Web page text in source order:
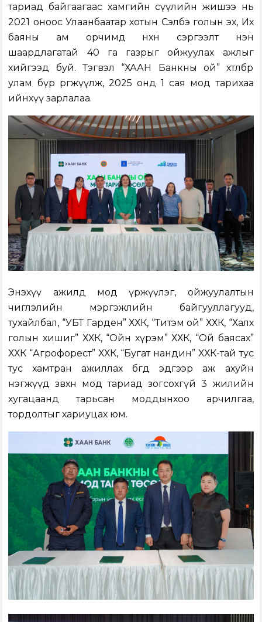
тариад байгаагаас хамгийн сүүлийн жишээ нь
2021 оноос Улаанбаатар хотын Сэлбэ голын эх, Их
баяны ам орчимд нөхөн сэргээлт нэн
шаардлагатай 40 га газрыг ойжуулах ажлыг
хийгээд буй. Тэгвэл “ХААН Банкны ой” хөтөлбөрөө
улам бүр өргөжүүлж, 2025 онд 1 сая мод тарихаа
ийнхүү зарлалаа.
Энэхүү ажилд мод үржүүлэг, ойжуулалтын
чиглэлийн мэргэжлийн байгууллагууд,
тухайлбал, “УБТ Гарден” ХХК, “Титэм ой” ХХК, “Халх
голын хишиг” ХХК, “Ойн хүрэм” ХХК, “Ой баясах”
ХХК “Агрофорест” ХХК, “Бугат нандин” ХХК-тай тус
тус хамтран ажиллах бөгөөд эдгээр аж ахуйн
нэгжүүд зөвхөн мод тариад зогсохгүй 3 жилийн
хугацаанд тарьсан моддынхоо арчилгаа,
тордолтыг хариуцах юм.